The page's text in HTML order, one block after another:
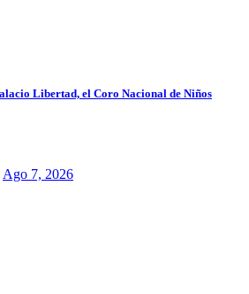
Libertad, el Coro Nacional de Niños
Ago 7, 2026